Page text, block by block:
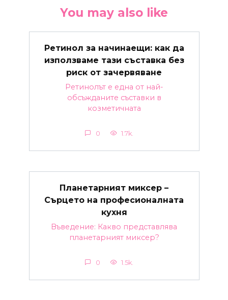
You may also like
Ретинол за начинаещи: как да
използваме тази съставка без
риск от зачервяване
Ретинолът е една от най-
обсъжданите съставки в
козметичната
0 1.7k.
Планетарният миксер –
Сърцето на професионалната
кухня
Въведение: Какво представлява
планетарният миксер?
0 1.5k.